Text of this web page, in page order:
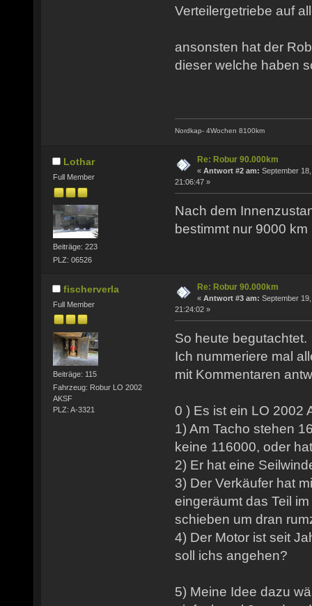
Verteilergetriebe auf
ansonsten hat der
dieser welche haben
Nordkap- 4Wochen 8100km
Lothar
Full Member
Beiträge: 223
PLZ: 06526
Re: Robur 90.000km
« Antwort #2 am: September
21:06:47 »
Nach dem
bestimmt nur 9000 km
fischerverla
Full Member
Beiträge: 115
Fahrzeug: Robur LO 2002
AKSF
PLZ: A-3321
Re: Robur 90.000km
« Antwort #3 am: September
21:24:02 »
So heute begutachtet.
Ich nummeriere mal
mit Kommentaren
0 ) Es ist ein LO 2002
1) Am Tacho stehen
keine 116000, oder
2) Er hat eine
3) Der Verkäufer hat
eingeräumt das Teil
schieben um dran
4) Der Motor ist seit
soll ichs angehen?
5) Meine Idee dazu